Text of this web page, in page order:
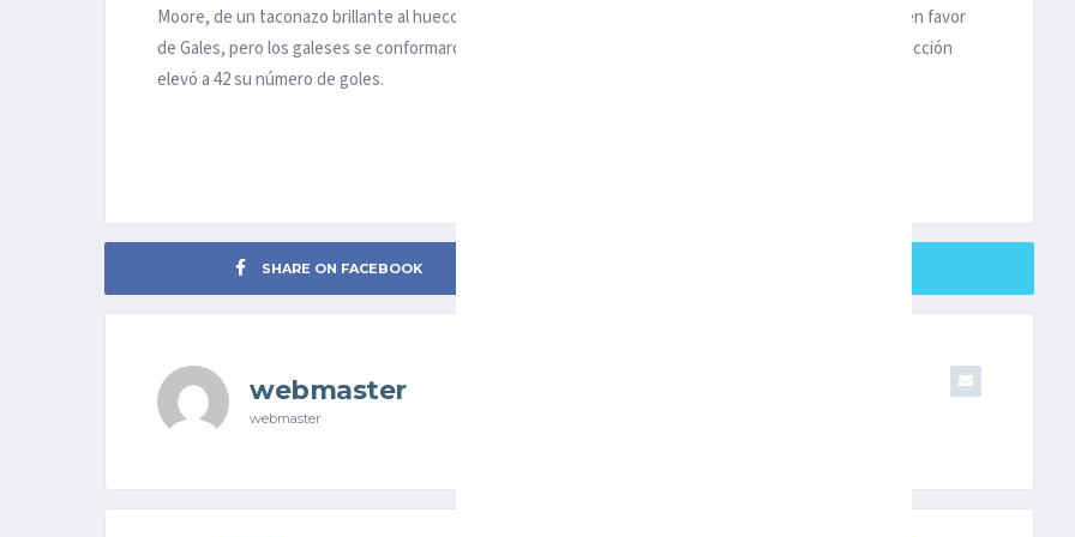
Moore, de un taconazo brillante al hueco, habilitó a Johnson, que pudo haber sentenciado el partido en favor
de Gales, pero los galeses se conformaron con festejar con su ídolo, que en su partido 109 con su selección
elevó a 42 su número de goles.
SHARE ON FACEBOOK
webmaster
webmaster